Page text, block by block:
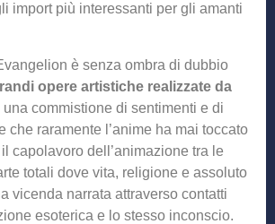
import più interessanti per gli amanti
è senza ombra di dubbio
opere artistiche realizzate da
una commistione di sentimenti e di
che raramente l’anime ha mai toccato
capolavoro dell’animazione tra le
totali dove vita, religione e assoluto
vicenda narrata attraverso contatti
esoterica e lo stesso inconscio.